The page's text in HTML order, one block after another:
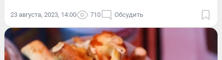
23 августа, 2023, 14:00 710 Обсудить